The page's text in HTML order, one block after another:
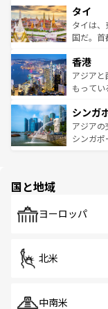
リティに
覧を参照
急速な発
ーチミン
醸し出
とつ。フ
ひ現地
が旅行
参照して
タイ
タイは、
国だ。
の活気が
帯で自
いビー
激する。
が待っ
た文化
香港
アジア
もって
み、どこ
ており
うな絶
シンガ
アジア
シンガ
で、ホー
国と地域
ヨーロッパ
北米
中南米